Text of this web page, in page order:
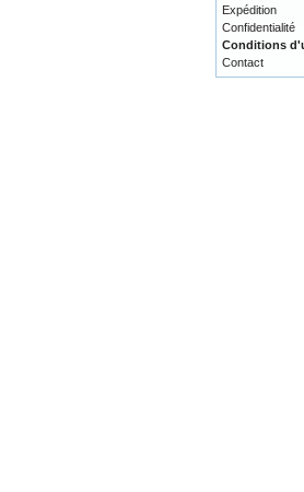
Expédition
Confidentialité
Conditions
Contact